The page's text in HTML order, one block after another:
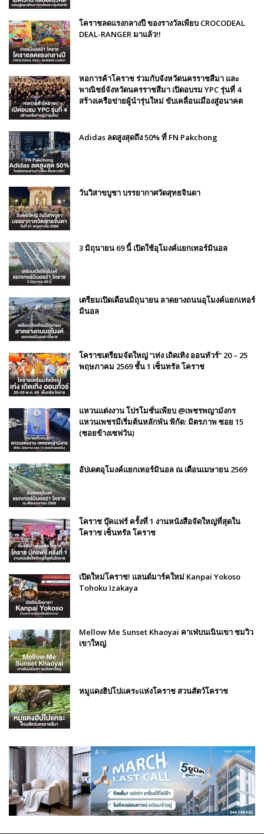
โคราชลดแรงกลางปี ของรางวัลเพียบ CROCODEAL
DEAL-RANGER มาแล้ว!!
หอการค้าโคราช ร่วมกับจังหวัดนครราชสีมา และ
พาณิชย์จังหวัดนครราชสีมา เปิดอบรม YPC รุ่นที่ 4
สร้างเครือข่ายผู้นำรุ่นใหม่ ขับเคลื่อนเมืองสู่อนาคต
Adidas ลดสูงสุดถึง 50% ที่ FN Pakchong
วันวิสาขบูชา บรรยากาศวัดสุทธจินดา
3 มิถุนายน 69 นี้ เปิดใช้อุโมงค์แยกเทอร์มินอล
เตรียมเปิดเดือนมิถุนายน ลาดยางถนนอุโมงค์แยกเทอร์
มินอล
โคราชเตรียมจัดใหญ่ “เท่ง เถิดเทิง ออนทัวร์” 20 – 25
พฤษภาคม 2569 ชั้น 1 เซ็นทรัล โคราช
แหวนแต่งงาน โปรโมชั่นเพียบ @เพชรพญามังกร
แหวนเพชรมีเริ่มต้นหลักพัน พิกัด: มิตรภาพ ซอย 15
(ซอยข้างเซฟวัน)
อัปเดตอุโมงค์แยกเทอร์มินอล ณ เดือนเมษายน 2569
โคราช บุ๊คแฟร์​ ครั้งที่​ 1 งานหนังสือจัดใหญ่ที่สุดใน
โคราช เซ็นทรัล โคราช
เปิดใหม่โคราช! แลนด์มาร์คใหม่ Kanpai Yokoso
Tohoku Izakaya
Mellow Me Sunset Khaoyai คาเฟ่บนเนินเขา ชมวิว
เขาใหญ่
หมูแดงฮิปโปแคระแห่งโคราช สวนสัตว์โคราช